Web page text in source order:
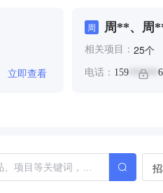
立即查看
周 周**、周
相关项目： 25个
电话： 159******